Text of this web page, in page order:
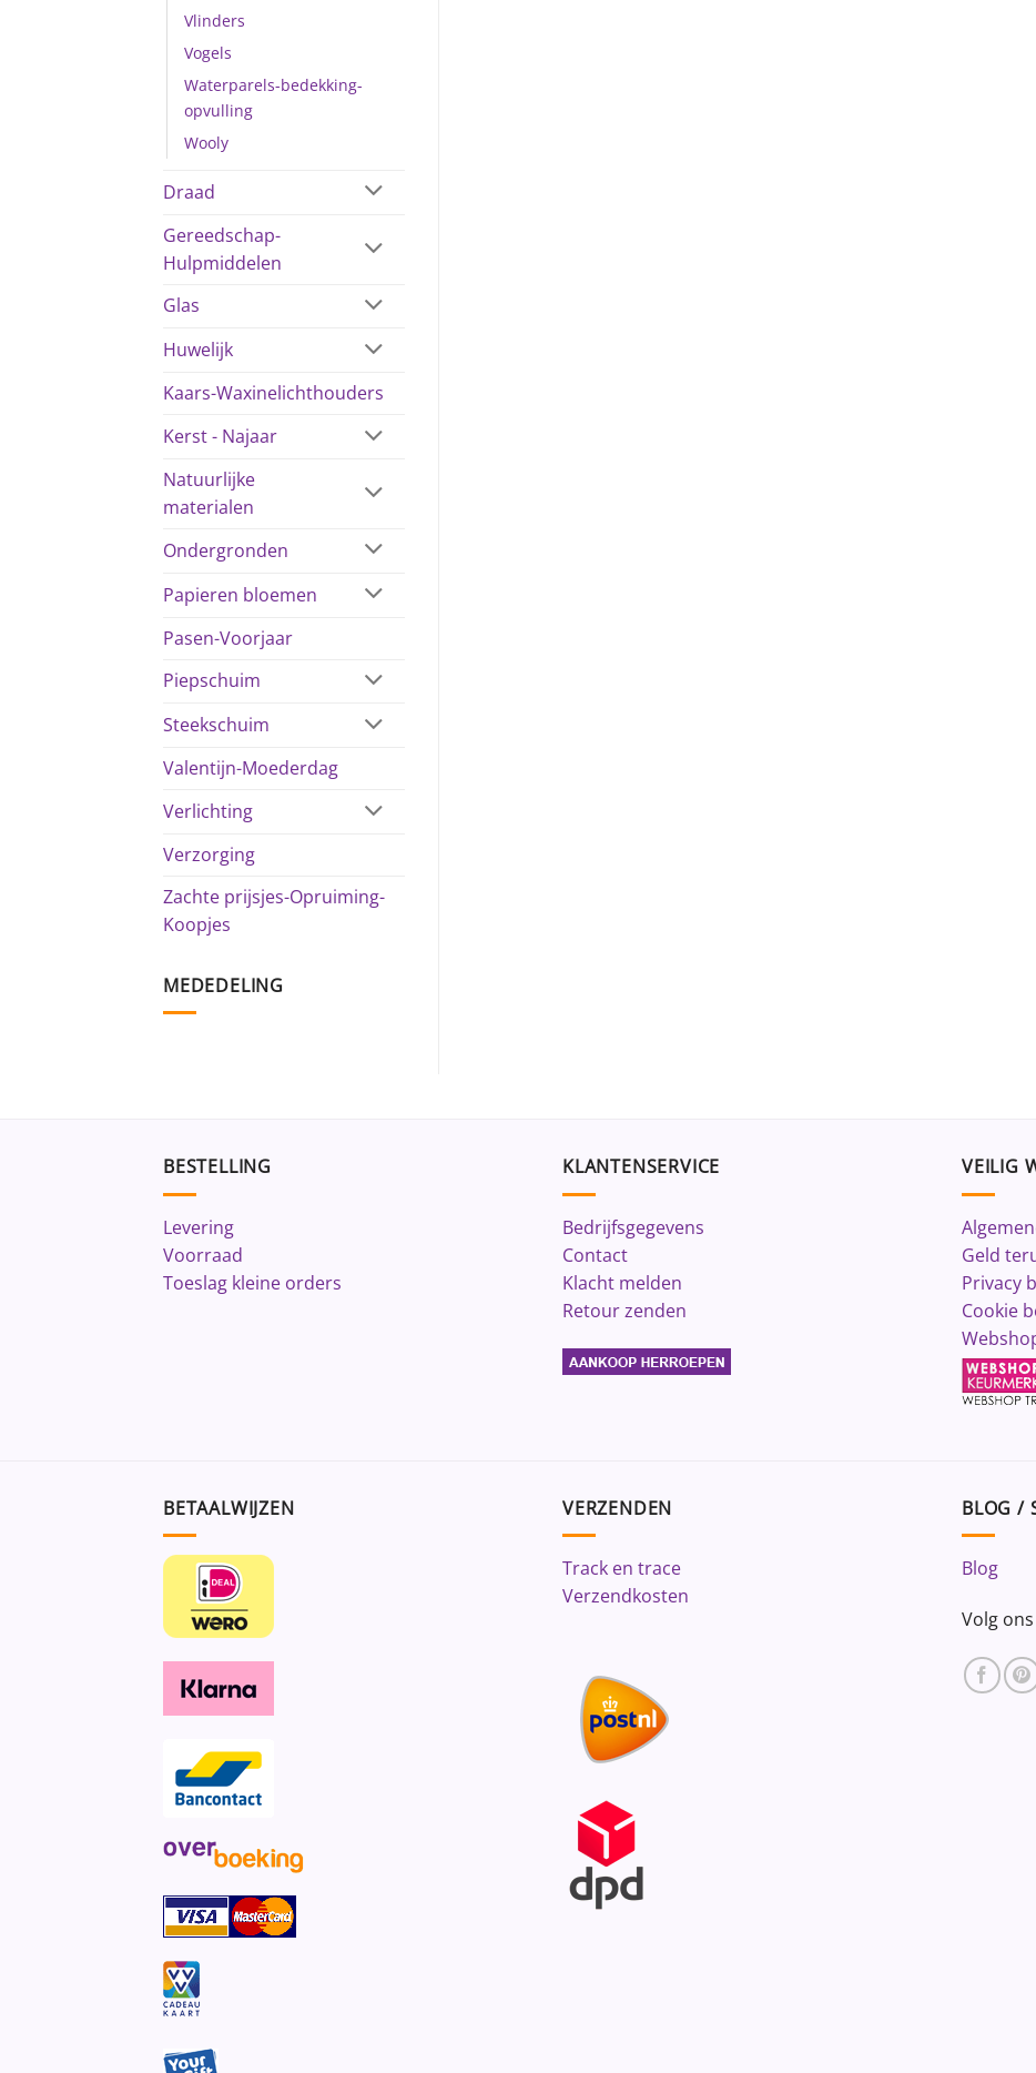
Vlinders
Vogels
Waterparels-bedekking-
opvulling
Wooly
Draad
Gereedschap-
Hulpmiddelen
Glas
Huwelijk
Kaars-Waxinelichthouders
Kerst - Najaar
Natuurlijke
materialen
Ondergronden
Papieren bloemen
Pasen-Voorjaar
Piepschuim
Steekschuim
Valentijn-Moederdag
Verlichting
Verzorging
Zachte prijsjes-Opruiming-
Koopjes
MEDEDELING
BESTELLING
Levering
Voorraad
Toeslag kleine orders
KLANTENSERVICE
Bedrijfsgegevens
Contact
Klacht melden
Retour zenden
VEILIG
Geld
Privacy
Cookie
BETAALWIJZEN VERZENDEN
Track en trace
Verzendkosten
BLOG /
Blog
Volg